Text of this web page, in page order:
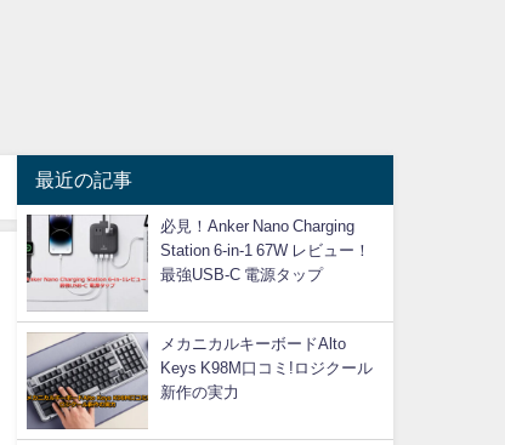
最近の記事
必見！Anker Nano Charging
Station 6-in-1 67W レビュー！
最強USB-C 電源タップ
メカニカルキーボードAlto
Keys K98M口コミ!ロジクール
新作の実力